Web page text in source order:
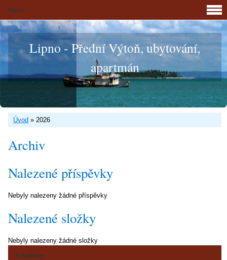
Lipno - Přední Výtoň, ubytování,
apartmán
Úvod » 2026
Archiv
Nalezené příspěvky
Nebyly nalezeny žádné příspěvky
Nalezené složky
Nebyly nalezeny žádné složky
Menu
Fotoalbum